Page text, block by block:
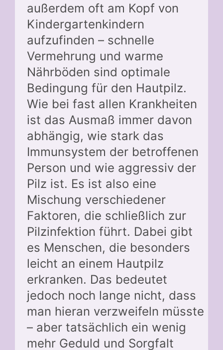
außerdem oft am Kopf von
Kindergartenkindern
aufzufinden – schnelle
Vermehrung und warme
Nährböden sind optimale
Bedingung für den Hautpilz.
Wie bei fast allen Krankheiten
ist das Ausmaß immer davon
abhängig, wie stark das
Immunsystem der betroffenen
Person und wie aggressiv der
Pilz ist. Es ist also eine
Mischung verschiedener
Faktoren, die schließlich zur
Pilzinfektion führt. Dabei gibt
es Menschen, die besonders
leicht an einem Hautpilz
erkranken. Das bedeutet
jedoch noch lange nicht, dass
man hieran verzweifeln müsste
– aber tatsächlich ein wenig
mehr Geduld und Sorgfalt